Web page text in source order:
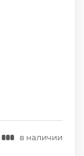
в наличии